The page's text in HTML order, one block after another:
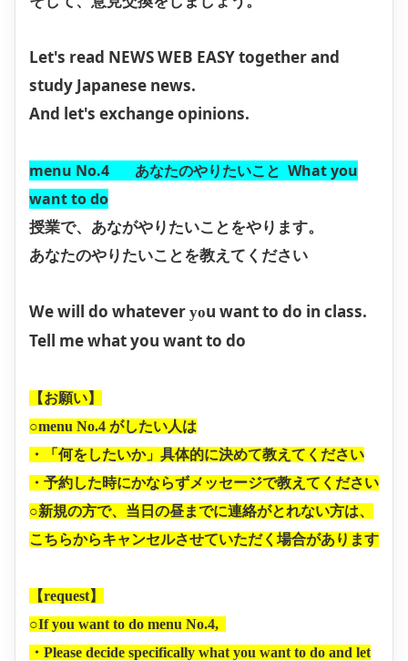
Let's read NEWS WEB EASY together and
study Japanese news.
And let's exchange opinions.
menu No.4 あなたのやりたいこと What you
want to do
授業で、あながやりたいことをやります。
あなたのやりたいことを教えてください
We will do whatever you want to do in class.
Tell me what you want to do
【お願い】
○menu No.4 がしたい人は
・「何をしたいか」具体的に決めて教えてください
・予約した時にかならずメッセージで教えてください
○新規の方で、当日の昼までに連絡がとれない方は、
こちらからキャンセルさせていただく場合があります
【request】
○If you want to do menu No.4,
・Please decide specifically what you want to do and let